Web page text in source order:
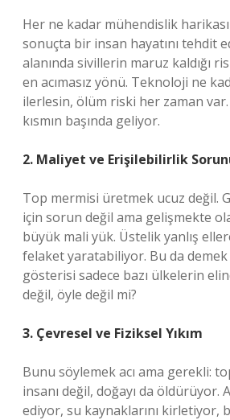
Her ne kadar mühendislik
sonuçta bir insan hayatını tehdit
alanında sivillerin maruz kaldığı
en acımasız yönü. Teknoloji ne
ilerlesin, ölüm riski her zaman
kısmın başında geliyor.
2. Maliyet ve Erişilebilirlik
Top mermisi üretmek ucuz değil.
için sorun değil ama gelişmekte
büyük mali yük. Üstelik yanlış
felaket yaratabiliyor. Bu da
gösterisi sadece bazı ülkelerin
değil, öyle değil mi?
3. Çevresel ve Fiziksel Yıkım
Bunu söylemek acı ama gerekli:
insanı değil, doğayı da öldürüyor.
ediyor, su kaynaklarını kirletiyor,